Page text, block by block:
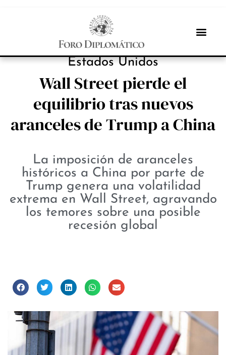
NOTICIAS
Estados Unidos
Wall Street pierde el
equilibrio tras nuevos
aranceles de Trump a China
La imposición de aranceles
históricos a China por parte de
Trump genera una volatilidad
extrema en Wall Street, agravando
los temores sobre una posible
recesión global